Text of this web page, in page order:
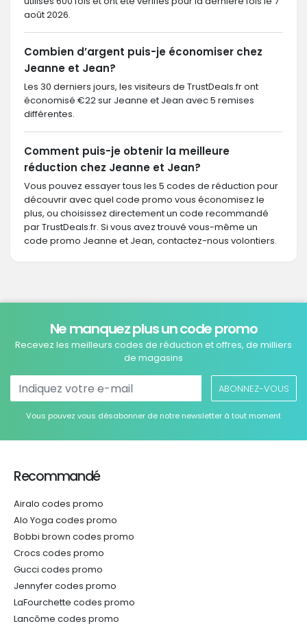
août 2026.
Combien d’argent puis-je économiser chez
Jeanne et Jean?
Les 30 derniers jours, les visiteurs de TrustDeals.fr ont
économisé €22 sur Jeanne et Jean avec 5 remises
différentes.
Comment puis-je obtenir la meilleure
réduction chez Jeanne et Jean?
Vous pouvez essayer tous les 5 codes de réduction pour
découvrir avec quel code promo vous économisez le
plus, ou choisissez directement un code recommandé
par TrustDeals.fr. Si vous avez trouvé vous-même un
code promo Jeanne et Jean, contactez-nous volontiers.
Ne manquez plus un code promo
Recevez les meilleurs codes de réduction et offres, de milliers
de magasins
ABONNEZ-VOUS
Vous pouvez vous désabonner de notre newsletter à tout moment
Recommandé
Airalo codes promo
Alo Yoga codes promo
Bobbi brown codes promo
Crocs codes promo
Gucci codes promo
Jennyfer codes promo
LaFourchette codes promo
Lancôme codes promo